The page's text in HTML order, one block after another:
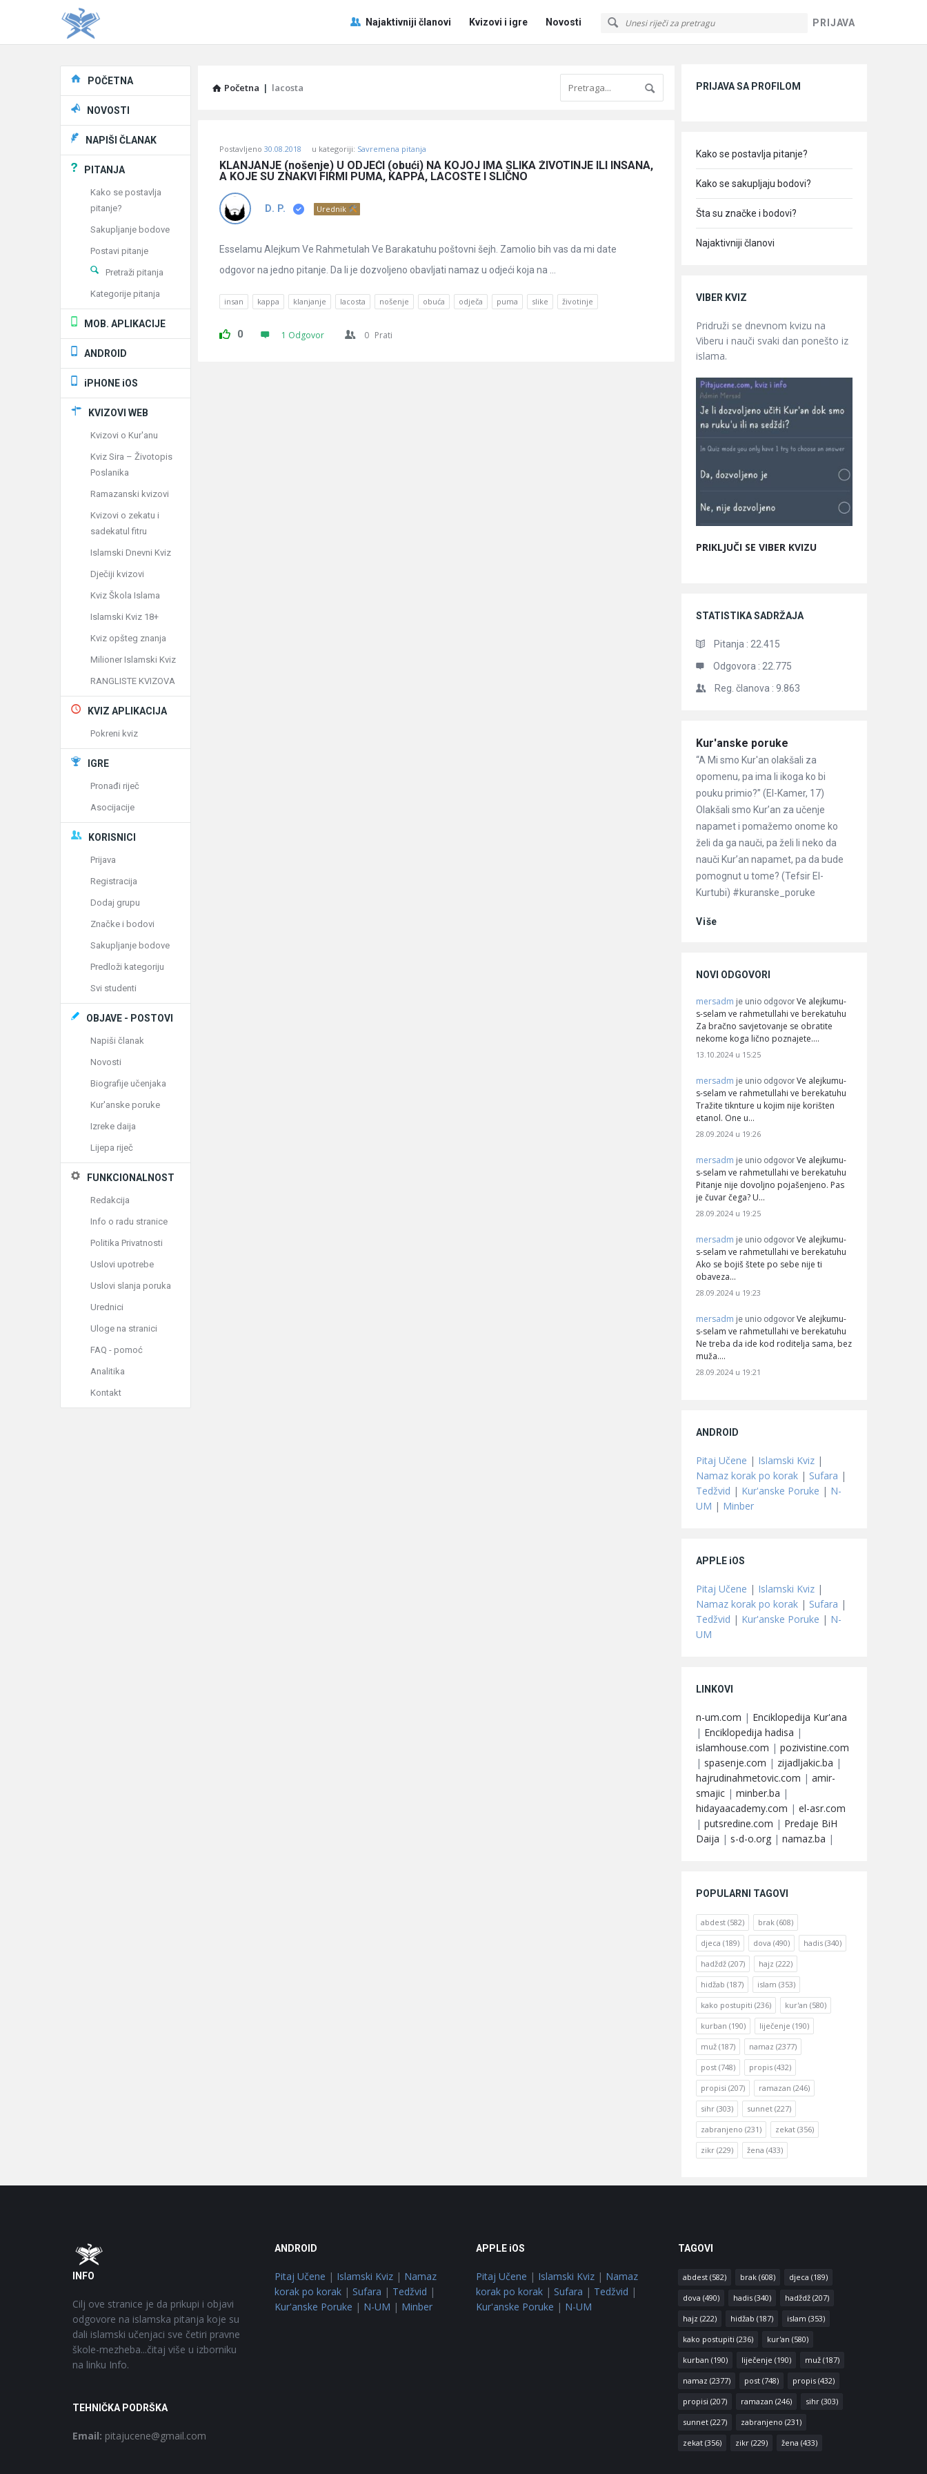
PRIJAVA
Pitaj
Učene
Najaktivniji članovi Kvizovi i igre Novosti
Početna | lacosta
Učene
Latest
Pitanja
Postavljeno 30.08.2018 u kategoriji: Savremena pitanja
KLANJANJE (nošenje) U ODJEĆI (obući) NA KOJOJ IMA SLIKA ŽIVOTINJE ILI INSANA,
A KOJE SU ZNAKVI FIRMI PUMA, KAPPA, LACOSTE I SLIČNO
D. P. Urednik
Esselamu Alejkum Ve Rahmetulah Ve Barakatuhu poštovni šejh. Zamolio bih vas da mi date
odgovor na jedno pitanje. Da li je dozvoljeno obavljati namaz u odjeći koja na ...
insan kappa klanjanje lacosta nošenje obuća odječa puma slike životinje
0 1 Odgovor 0 Prati
PRIJAVA SA PROFILOM
Kako se postavlja pitanje?
Kako se sakupljaju bodovi?
Šta su značke i bodovi?
Najaktivniji članovi
VIBER KVIZ
Pridruži se dnevnom kvizu na
Viberu i nauči svaki dan ponešto iz
islama.
PRIKLJUČI SE VIBER KVIZU
STATISTIKA SADRŽAJA
Pitanja : 22.415
Odgovora : 22.775
Reg. članova : 9.863
Članci
Kur'anske poruke
“A Mi smo Kur'an olakšali za
opomenu, pa ima li ikoga ko bi
pouku primio?” (El-Kamer, 17)
Olakšali smo Kur’an za učenje
napamet i pomažemo onome ko
želi da ga nauči, pa želi li neko da
nauči Kur’an napamet, pa da bude
pomognut u tome? (Tefsir El-
Kurtubi) #kuranske_poruke
Više
NOVI ODGOVORI
mersadm je unio odgovor Ve alejkumu-
s-selam ve rahmetullahi ve berekatuhu
Za bračno savjetovanje se obratite
nekome koga lično poznajete.…
13.10.2024 u 15:25
mersadm je unio odgovor Ve alejkumu-
s-selam ve rahmetullahi ve berekatuhu
Tražite tiknture u kojim nije korišten
etanol. One u…
28.09.2024 u 19:26
mersadm je unio odgovor Ve alejkumu-
s-selam ve rahmetullahi ve berekatuhu
Pitanje nije dovoljno pojašenjeno. Pas
je čuvar čega? U…
28.09.2024 u 19:25
mersadm je unio odgovor Ve alejkumu-
s-selam ve rahmetullahi ve berekatuhu
Ako se bojiš štete po sebe nije ti
obaveza…
28.09.2024 u 19:23
mersadm je unio odgovor Ve alejkumu-
s-selam ve rahmetullahi ve berekatuhu
Ne treba da ide kod roditelja sama, bez
muža.…
28.09.2024 u 19:21
ANDROID
Pitaj Učene | Islamski Kviz |
Namaz korak po korak | Sufara |
Tedžvid | Kur'anske Poruke | N-
UM | Minber
APPLE iOS
Pitaj Učene | Islamski Kviz |
Namaz korak po korak | Sufara |
Tedžvid | Kur'anske Poruke | N-
UM
LINKOVI
n-um.com | Enciklopedija Kur'ana
| Enciklopedija hadisa |
islamhouse.com | pozivistine.com
| spasenje.com | zijadljakic.ba |
hajrudinahmetovic.com | amir-
smajic | minber.ba |
hidayaacademy.com | el-asr.com
| putsredine.com | Predaje BiH
Daija | s-d-o.org | namaz.ba |
POPULARNI TAGOVI
abdest (582) brak (608)
djeca (189) dova (490) hadis (340)
hadždž (207) hajz (222)
hidžab (187) islam (353)
kako postupiti (236) kur'an (580)
kurban (190) liječenje (190)
muž (187) namaz (2377)
post (748) propis (432)
propisi (207) ramazan (246)
sihr (303) sunnet (227)
zabranjeno (231) zekat (356)
zikr (229) žena (433)
Explore
POČETNA
NOVOSTI
NAPIŠI ČLANAK
PITANJA
Kako se postavlja
pitanje?
Sakupljanje bodove
Postavi pitanje
Pretraži pitanja
Kategorije pitanja
MOB. APLIKACIJE
ANDROID
iPHONE iOS
KVIZOVI WEB
Kvizovi o Kur'anu
Kviz Sira – Životopis
Poslanika
Ramazanski kvizovi
Kvizovi o zekatu i
sadekatul fitru
Islamski Dnevni Kviz
Dječiji kvizovi
Kviz Škola Islama
Islamski Kviz 18+
Kviz opšteg znanja
Milioner Islamski Kviz
RANGLISTE KVIZOVA
KVIZ APLIKACIJA
Pokreni kviz
IGRE
Pronađi riječ
Asocijacije
KORISNICI
Prijava
Registracija
Dodaj grupu
Značke i bodovi
Sakupljanje bodove
Predloži kategoriju
Svi studenti
OBJAVE - POSTOVI
Napiši članak
Novosti
Biografije učenjaka
Kur'anske poruke
Izreke daija
Lijepa riječ
FUNKCIONALNOST
Redakcija
Info o radu stranice
Politika Privatnosti
Uslovi upotrebe
Uslovi slanja poruka
Urednici
Uloge na stranici
FAQ - pomoć
Analitika
Kontakt
Footer
INFO
Cilj ove stranice je da prikupi i objavi
odgovore na islamska pitanja koje su
dali islamski učenjaci sve četiri pravne
škole-mezheba...čitaj više u izborniku
na linku Info.
TEHNIČKA PODRŠKA
Email: pitajucene@gmail.com
ANDROID
Pitaj Učene | Islamski Kviz| Namaz
korak po korak| Sufara | Tedžvid |
Kur'anske Poruke | N-UM | Minber
APPLE iOS
Pitaj Učene | Islamski Kviz | Namaz
korak po korak | Sufara | Tedžvid |
Kur'anske Poruke | N-UM
TAGOVI
abdest(582) brak(608) djeca (189)
dova (490) hadis(340) hadždž(207)
hajz (222) hidžab (187) islam (353)
kako postupiti (236) kur'an (580)
kurban (190) liječenje (190) muž(187)
namaz (2377) post(748) propis(432)
propisi (207) ramazan (246) sihr(303)
sunnet(227) zabranjeno (231)
zekat(356) zikr(229) žena (433)